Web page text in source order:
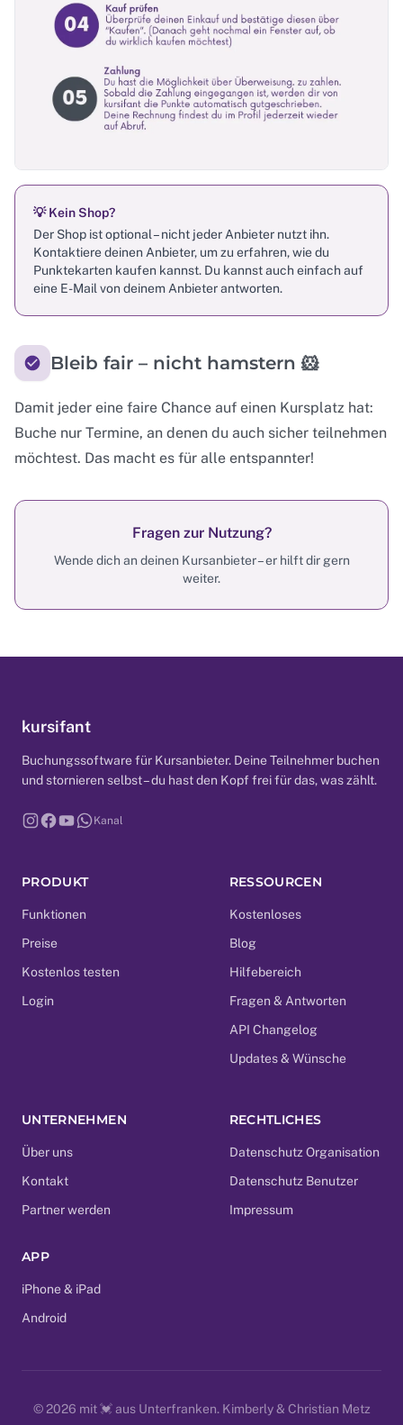
💡 Kein Shop?
Der Shop ist optional – nicht jeder Anbieter nutzt ihn.
Kontaktiere deinen Anbieter, um zu erfahren, wie du
Punktekarten kaufen kannst. Du kannst auch einfach auf
eine E-Mail von deinem Anbieter antworten.
Bleib fair – nicht hamstern 🐹
Damit jeder eine faire Chance auf einen Kursplatz hat:
Buche nur Termine, an denen du auch sicher teilnehmen
möchtest. Das macht es für alle entspannter!
Fragen zur Nutzung?
Wende dich an deinen Kursanbieter – er hilft dir gern
weiter.
kursifant
Buchungssoftware für Kursanbieter. Deine Teilnehmer buchen
und stornieren selbst – du hast den Kopf frei für das, was zählt.
Kanal
PRODUKT
Funktionen
Preise
Kostenlos testen
Login
RESSOURCEN
Kostenloses
Blog
Hilfebereich
Fragen & Antworten
API Changelog
Updates & Wünsche
UNTERNEHMEN
Über uns
Kontakt
Partner werden
APP
iPhone & iPad
Android
RECHTLICHES
Datenschutz Organisation
Datenschutz Benutzer
Impressum
© 2026 mit 💓 aus Unterfranken. Kimberly & Christian Metz